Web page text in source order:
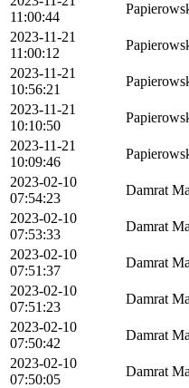
11:00:44
2023-11-21
11:00:12
2023-11-21
10:56:21
2023-11-21
10:10:50
2023-11-21
10:09:46
2023-02-10
07:54:23
Damrat
2023-02-10
07:53:33
Damrat
2023-02-10
07:51:37
Damrat
2023-02-10
07:51:23
Damrat
2023-02-10
07:50:42
Damrat
2023-02-10
07:50:05
Damrat